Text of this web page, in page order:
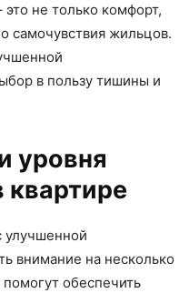
не только комфорт,
самочувствия жильцов.
в пользу тишины и
уровня
улучшенной
внимание на несколько
обеспечить